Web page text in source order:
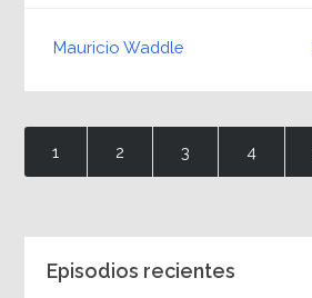
Mauricio Waddle
1 2 3 4
Episodios recientes